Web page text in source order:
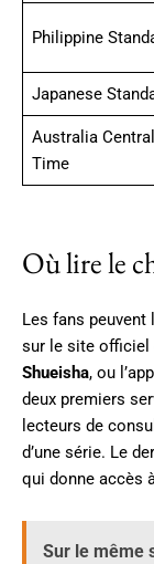
Philippine
Japanese
Australia
Time
Où lire le
Les fans
sur le site officiel
Shueisha, ou
deux premiers
lecteurs de
d’une série. Le
qui donne accès
Sur le même